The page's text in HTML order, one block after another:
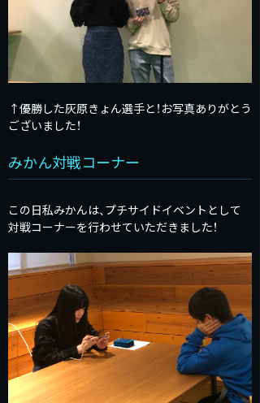
↑優勝した灰原きょん選手と！お写真ありがとう
ございました！
みかん対戦コーナー
この日私みかんは、プチサイドイベントとして
対戦コーナーを行わせていただきました！